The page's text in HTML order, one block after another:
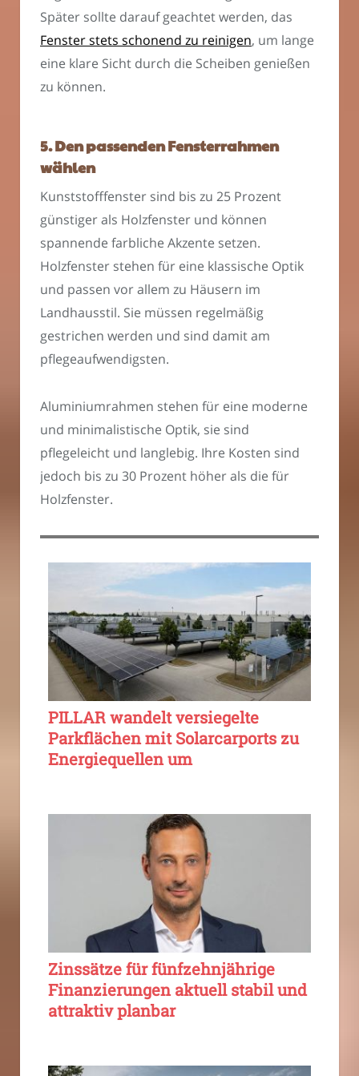
Später sollte darauf geachtet werden, das
Fenster stets schonend zu reinigen, um lange
eine klare Sicht durch die Scheiben genießen
zu können.
5. Den passenden Fensterrahmen
wählen
Kunststofffenster sind bis zu 25 Prozent
günstiger als Holzfenster und können
spannende farbliche Akzente setzen.
Holzfenster stehen für eine klassische Optik
und passen vor allem zu Häusern im
Landhausstil. Sie müssen regelmäßig
gestrichen werden und sind damit am
pflegeaufwendigsten.
Aluminiumrahmen stehen für eine moderne
und minimalistische Optik, sie sind
pflegeleicht und langlebig. Ihre Kosten sind
jedoch bis zu 30 Prozent höher als die für
Holzfenster.
PILLAR wandelt versiegelte
Parkflächen mit Solarcarports zu
Energiequellen um
Zinssätze für fünfzehnjährige
Finanzierungen aktuell stabil und
attraktiv planbar